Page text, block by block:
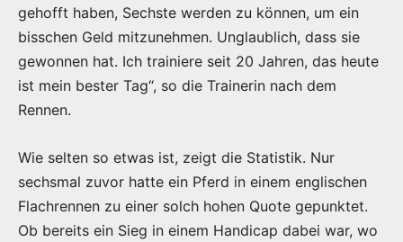
gehofft haben, Sechste werden zu können, um ein
bisschen Geld mitzunehmen. Unglaublich, dass sie
gewonnen hat. Ich trainiere seit 20 Jahren, das heute
ist mein bester Tag“, so die Trainerin nach dem
Rennen.
Wie selten so etwas ist, zeigt die Statistik. Nur
sechsmal zuvor hatte ein Pferd in einem englischen
Flachrennen zu einer solch hohen Quote gepunktet.
Ob bereits ein Sieg in einem Handicap dabei war, wo